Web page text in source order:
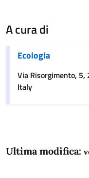
A cura di
Ecologia
Via Risorgimento,
Italy
Ultima modifica: